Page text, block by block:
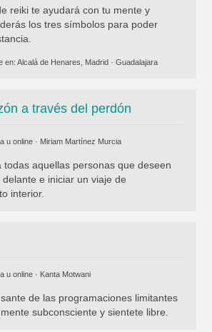
reiki te ayudará con tu mente y
los tres símbolos para poder
en: Alcalá de Henares, Madrid· Guadalajara
a través del perdón
u online · Miriam Martínez Murcia
todas aquellas personas que deseen
e iniciar un viaje de
interior.
u online · Kanta Motwani
de las programaciones limitantes
subconsciente y sientete libre.